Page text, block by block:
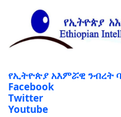
የኢትዮጵያ አእምሯዊ ንብረት
Facebook
Twitter
Youtube